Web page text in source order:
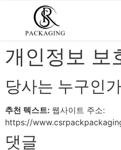
개인정보 보
당사는 누구인
추천 텍스트: 웹사이트 주소:
https://
댓글